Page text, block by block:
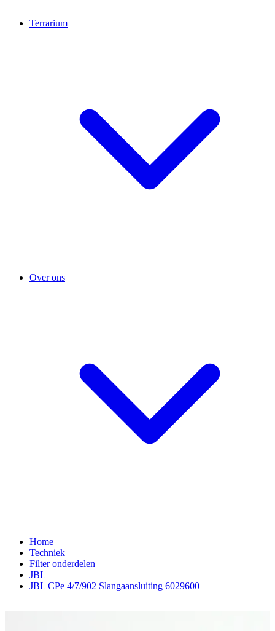
Terrarium
Over ons
Home
Techniek
Filter onderdelen
JBL
JBL CPe 4/7/902 Slangaansluiting 6029600